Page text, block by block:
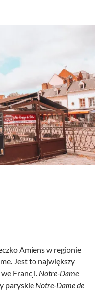
Amiens w regionie
Jest to największy
Francji. Notre-Dame
paryskie Notre-Dame de